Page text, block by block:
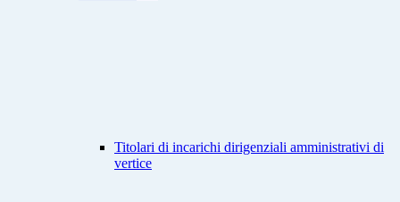
Titolari di incarichi dirigenziali amministrativi di
vertice